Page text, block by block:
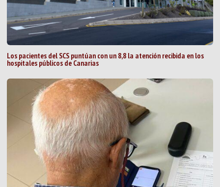
Los pacientes del SCS puntúan con un 8,8 la atención recibida en los
hospitales públicos de Canarias